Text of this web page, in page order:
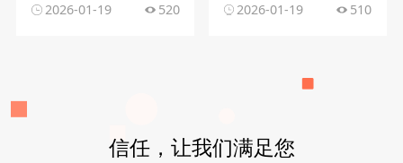
2026-01-19 520 2026-01-19 510
信任，让我们满足您